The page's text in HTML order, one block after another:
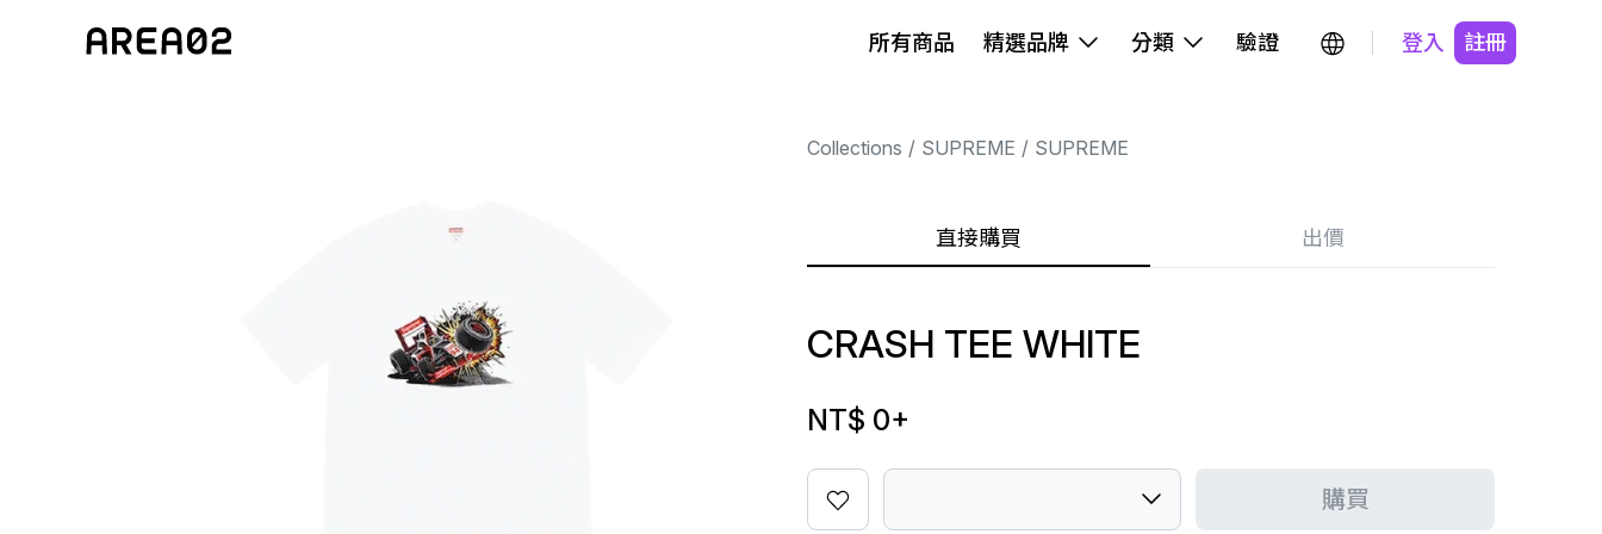
所有商品 精選品牌 分類 驗證 登入 註冊
Collections SUPREME SUPREME
直接購買 出價
CRASH TEE WHITE
NT$ 0+
購買